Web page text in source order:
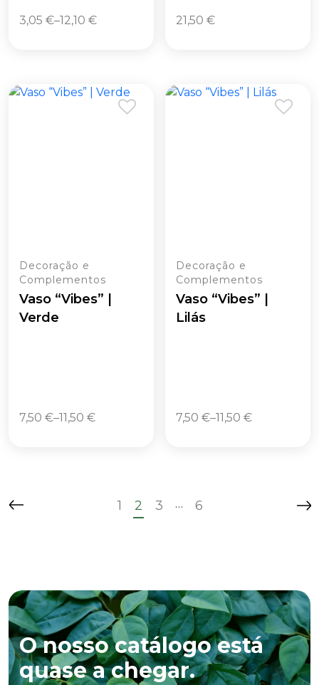
3,05 €–12,10 € 21,50€
Decoração e
Complementos
Vaso “Vibes” |
Verde
7,50 €–11,50 €
Decoração e
Complementos
Vaso “Vibes” |
Lilás
7,50€–11,50€
1 2 3 … 6
O nosso catálogo está
quase a chegar.